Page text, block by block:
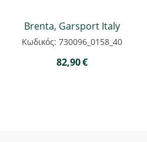
Brenta, Garsport Italy
Κωδικός: 730096_0158_40
82,90€